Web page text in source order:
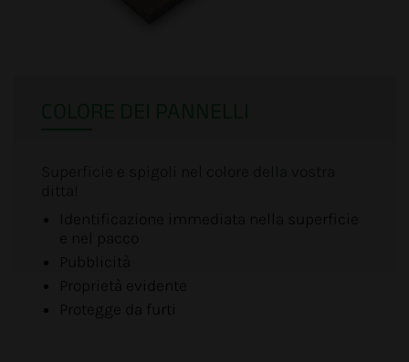
Identificazione immediata nella superficie
e nel pacco
Pubblicità
Proprietà evidente
Protegge da furti